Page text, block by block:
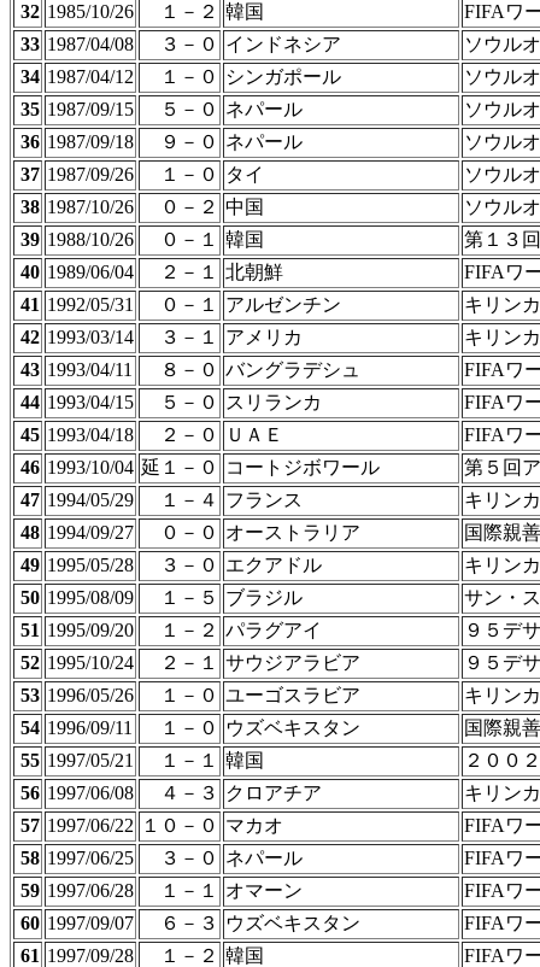
32 1985/10/26 １－２ 韓国
FIFAワ
33 1987/04/08 ３－０ インドネシア
ソウル
34 1987/04/12 １－０ シンガポール
ソウル
35 1987/09/15 ５－０ ネパール
ソウル
36 1987/09/18 ９－０ ネパール
ソウル
37 1987/09/26 １－０ タイ
ソウル
38 1987/10/26 ０－２ 中国
ソウル
39 1988/10/26 ０－１ 韓国
第１３
40 1989/06/04 ２－１ 北朝鮮
FIFAワ
41 1992/05/31 ０－１ アルゼンチン
キリン
42 1993/03/14 ３－１ アメリカ
キリン
43 1993/04/11 ８－０ バングラデシュ
FIFAワ
44 1993/04/15 ５－０ スリランカ
FIFAワ
45 1993/04/18 ２－０ ＵＡＥ
FIFAワ
46 1993/10/04 延１－０ コートジボワール
第５回
47 1994/05/29 １－４ フランス
キリン
48 1994/09/27 ０－０ オーストラリア
国際親
49 1995/05/28 ３－０ エクアドル
キリン
50 1995/08/09 １－５ ブラジル
サン・
51 1995/09/20 １－２ パラグアイ
９５デ
52 1995/10/24 ２－１ サウジアラビア
９５デ
53 1996/05/26 １－０ ユーゴスラビア
キリン
54 1996/09/11 １－０ ウズベキスタン
国際親
55 1997/05/21 １－１ 韓国
２００
56 1997/06/08 ４－３ クロアチア
キリン
57 1997/06/22 １０－０ マカオ
FIFAワ
58 1997/06/25 ３－０ ネパール
FIFAワ
59 1997/06/28 １－１ オマーン
FIFAワ
60 1997/09/07 ６－３ ウズベキスタン
FIFAワ
61 1997/09/28 １－２ 韓国
FIFAワ